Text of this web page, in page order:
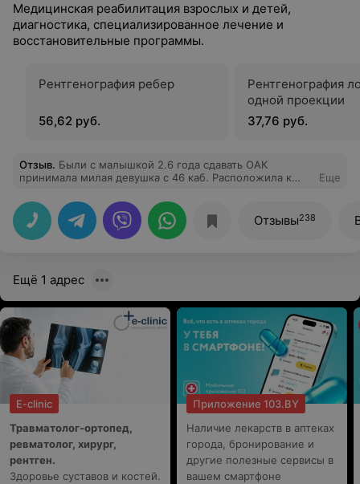
Медицинская реабилитация взрослых и детей,
диагностика, специализированное лечение и
восстановительные программы.
Рентгенография ребер
56,62 руб.
Рентгенография
одной проекции
37,76 руб.
Отзыв. Были с малышкой 2.6 года сдавать ОАК
принимала милая девушка с 46 каб. Расположила к
только положительные эмоции
Еще
Отзывы238
Ещё 1 адрес
E-clinic
Травматолог-ортопед,
ревматолог, хирург,
рентген.
Здоровье суставов и костей.
Приложение 103.BY
Наличие лекарств в аптеках
города, бронирование и
другие полезные сервисы в
вашем смартфоне